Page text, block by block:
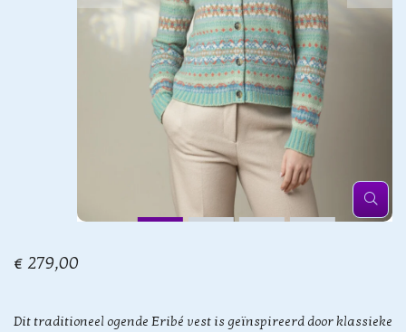
€ 279,00
Dit traditioneel ogende Eribé vest is geïnspireerd door klassieke